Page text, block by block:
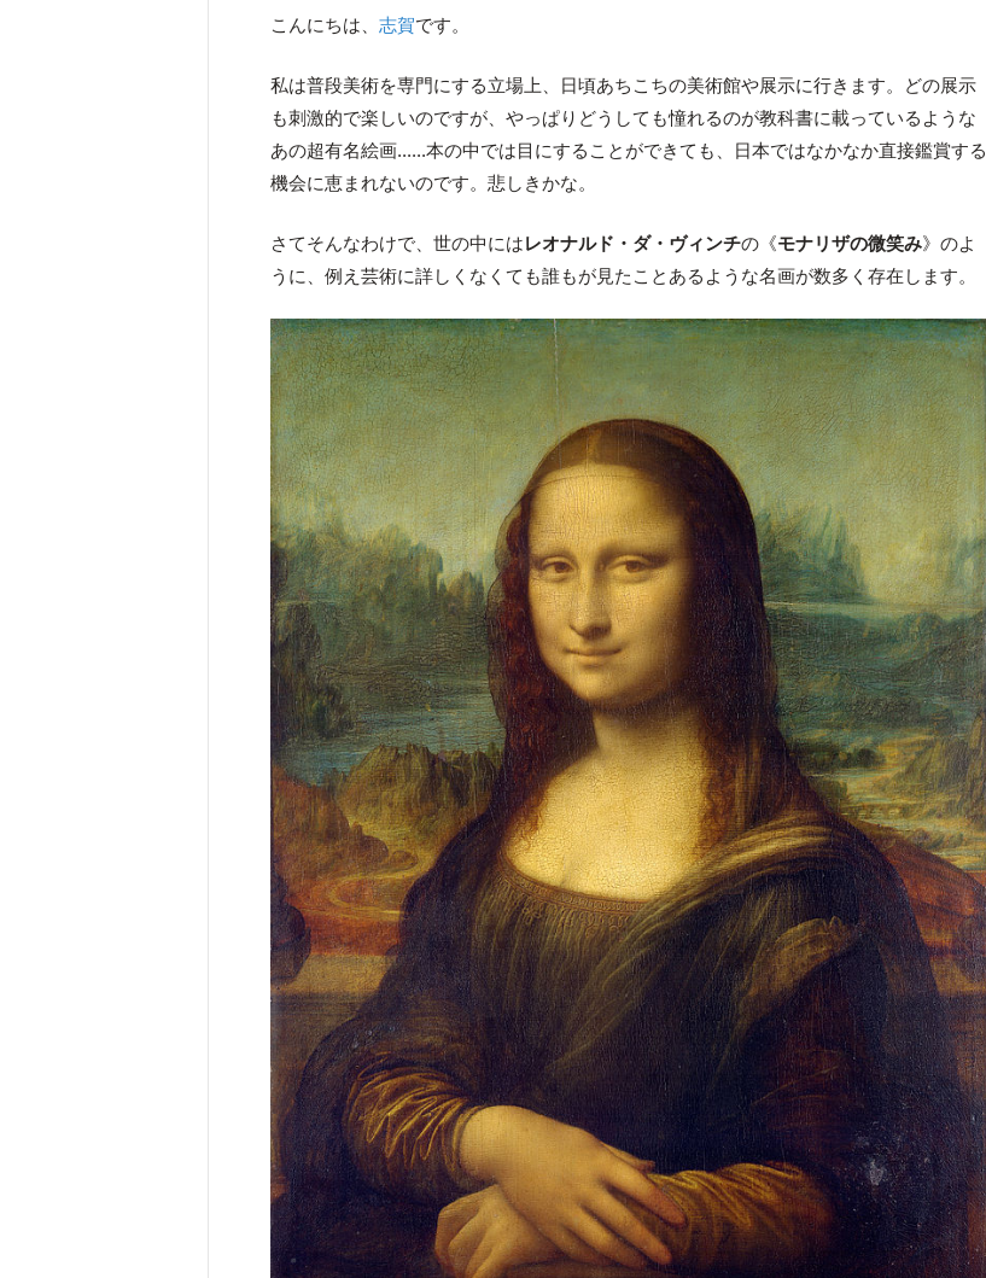
こんにちは、志賀です。
私は普段美術を専門にする立場上、日頃あちこちの美術館や展示に行きます。どの展示
も刺激的で楽しいのですが、やっぱりどうしても憧れるのが教科書に載っているような
あの超有名絵画......本の中では目にすることができても、日本ではなかなか直接鑑賞する
機会に恵まれないのです。悲しきかな。
さてそんなわけで、世の中にはレオナルド・ダ・ヴィンチの《モナリザの微笑み》のよ
うに、例え芸術に詳しくなくても誰もが見たことあるような名画が数多く存在します。